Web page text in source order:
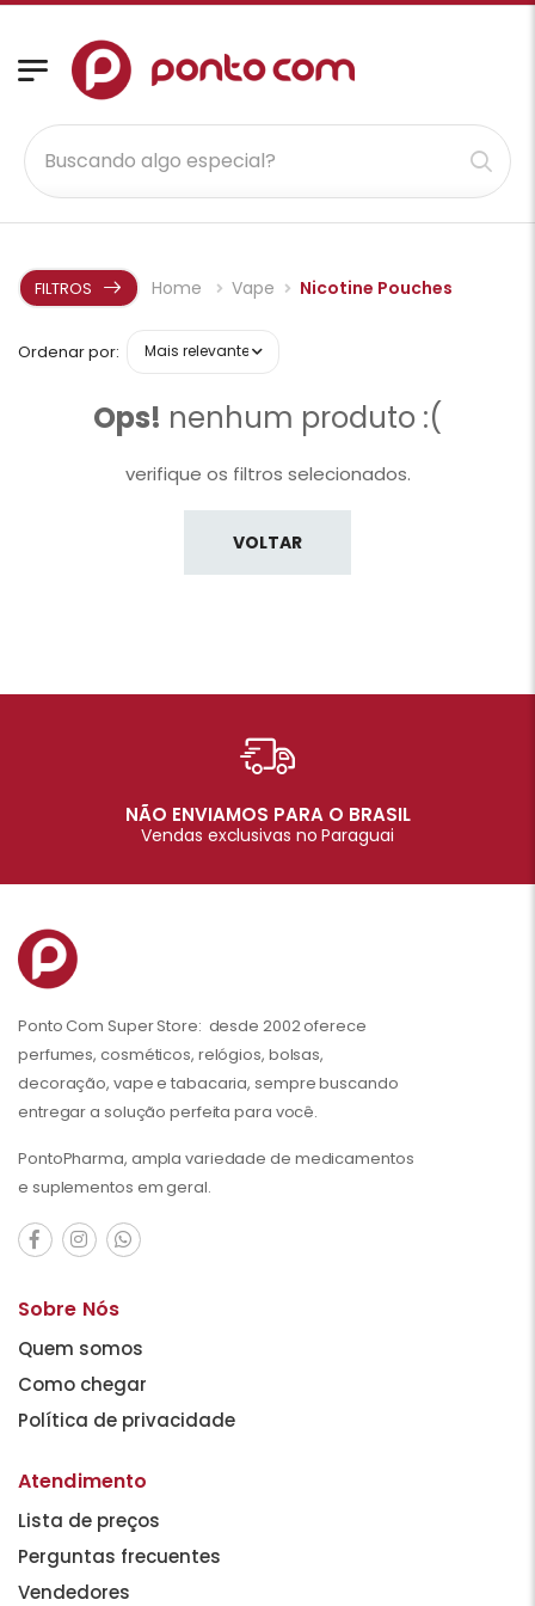
FILTROS Home Vape Nicotine Pouches
Ordenar por:
Ops! nenhum produto :(
verifique os filtros selecionados.
VOLTAR
NÃO ENVIAMOS PARA O BRASIL
Vendas exclusivas no Paraguai
Ponto Com Super Store: desde 2002 oferece
perfumes, cosméticos, relógios, bolsas,
decoração, vape e tabacaria, sempre buscando
entregar a solução perfeita para você.
PontoPharma, ampla variedade de medicamentos
e suplementos em geral.
Sobre Nós
Quem somos
Como chegar
Política de privacidade
Atendimento
Lista de preços
Perguntas frecuentes
Vendedores